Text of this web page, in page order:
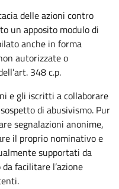
delle azioni contro
un apposito modulo di
anche in forma
autorizzate o
348 c.p.
e gli iscritti a collaborare
di abusivismo. Pur
segnalazioni anonime,
il proprio nominativo e
supportati da
facilitare l’azione